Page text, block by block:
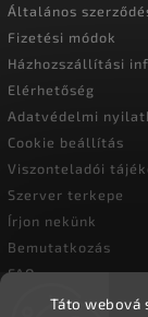
Táto webová
Általános
Fizetési módok
Házhozszállítási
Elérhetőség
Adatvédelmi
Cookie beállítás
Viszonteladói
Szerver terkepe
Írjon nekünk
Bemutatkozás
FAQ
Vásárlási útmutató